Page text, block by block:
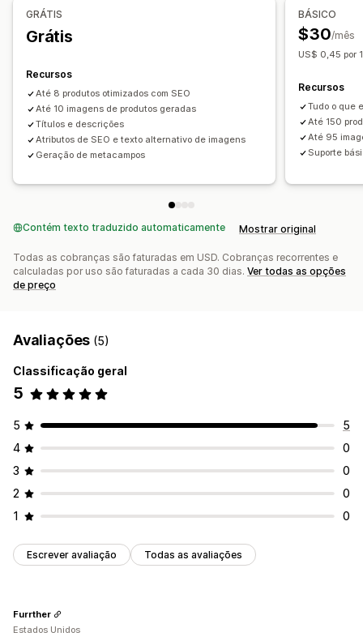
Geração por IA
Edição de imagens
Modelos de aviso
SEO
SEO do blog
SEO da coleção
Otimização automática
Links internos Pesquisa de palavra-chave
Auditorias de SEO Otimização de URLs
Automações
Pontuação de SEO
Análise de palavras-chave
Análise de velocidade
Análise de links Análise de conteúdo
Acompanhamento de classificações
Acompanhamento de conversões
Tráfego de sites
GRÁTIS
Grátis
Recursos
Até 8 produtos otimizados com SEO
Até 10 imagens de produtos geradas
Títulos e descrições
Atributos de SEO e texto alternativo de imagens
Geração de metacampos
BÁSICO
$30/mês
US$ 0,45 por
Recursos
Tudo o que
Até 150
Até 95
Suporte
Contém texto traduzido automaticamente Mostrar original
Todas as cobranças são faturadas em USD. Cobranças recorrentes e
calculadas por uso são faturadas a cada 30 dias. Ver todas as opções
de preço
Avaliações (5)
Classificação geral
5
5
5
4
0
3
0
2
0
1
0
Escrever avaliação Todas as avaliações
Furrther
Estados Unidos